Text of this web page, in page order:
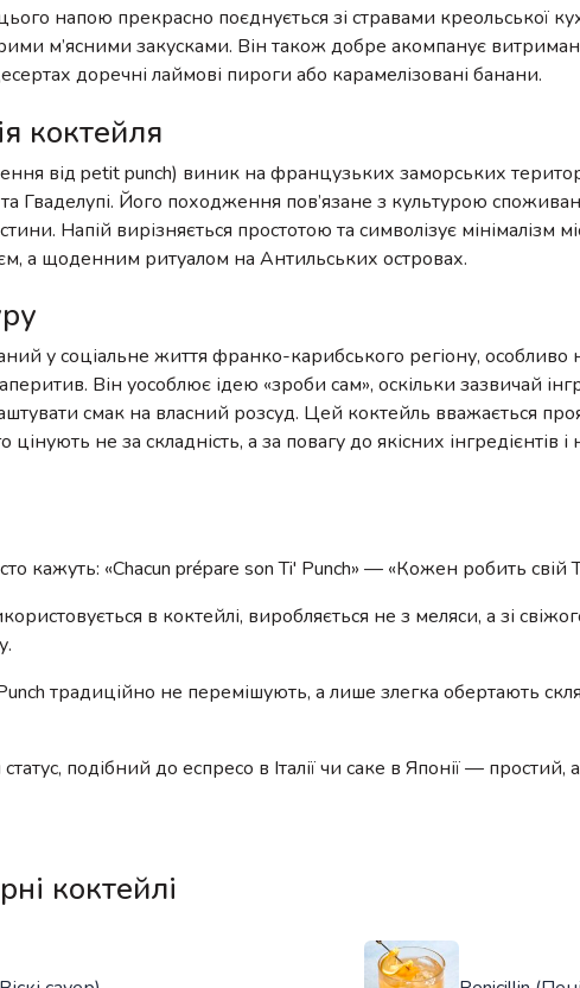
напою прекрасно поєднується зі стравами креольської
м’ясними закусками. Він також добре акомпанує
доречні лаймові пироги або карамелізовані банани.
коктейля
від petit punch) виник на французьких заморських
Гваделупі. Його походження пов’язане з культурою
Напій вирізняється простотою та символізує мінімалізм
а щоденним ритуалом на Антильських островах.
у соціальне життя франко-карибського регіону, особливо
Він уособлює ідею «зроби сам», оскільки зазвичай
смак на власний розсуд. Цей коктейль вважається
не за складність, а за повагу до якісних інгредієнтів
кажуть: «Chacun prépare son Ti' Punch» — «Кожен робить свій
в коктейлі, виробляється не з меляси, а зі
традиційно не перемішують, а лише злегка обертають
подібний до еспресо в Італії чи саке в Японії —
коктейлі